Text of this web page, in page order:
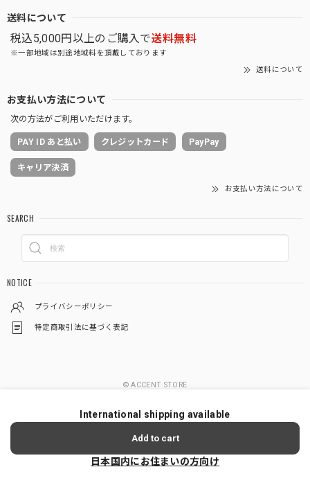
送料について
税込5,000円以上のご購入で送料無料
※一部地域は別途地域料を頂戴しております
送料について
お支払い方法について
次の方法がご利用いただけます。
PAY ID あと払い クレジットカード PayPay
キャリア決済
お支払い方法について
SEARCH
NOTICE
プライバシーポリシー
特定商取引法に基づく表記
© ACCENT STORE
International shipping available
Add to cart
日本国内にお住まいの方向け